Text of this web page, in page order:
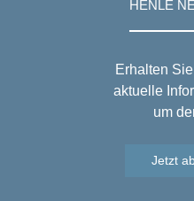
HENLE
Erhalten
aktuelle
um
Jetzt